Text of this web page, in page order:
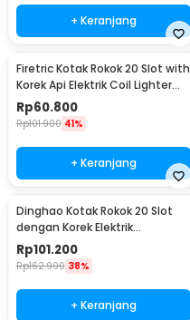
+ Keranjang
Firetric Kotak Rokok 20 Slot with
Korek Api Elektrik Coil Lighter
USB - JD-YH020
Rp60.800
Rp101.900 41%
+ Keranjang
Dinghao Kotak Rokok 20 Slot
dengan Korek Elektrik
Pyrotechnic - DH-9010
Rp101.200
Rp162.900 38%
+ Keranjang